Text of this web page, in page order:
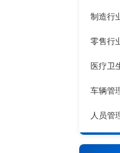
制造行
零售行
医疗卫
车辆管
人员管